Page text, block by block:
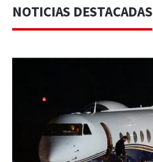
NOTICIAS DESTACADAS